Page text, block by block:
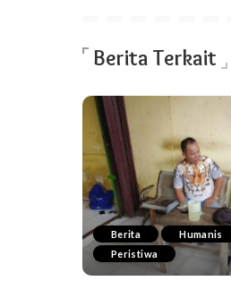
Berita Terkait
Berita
Humanis
Peristiwa